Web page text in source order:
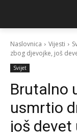
Naslovnica Vijesti
zbog djevojke, još
Svijet
Brutalno
usmrtio
još devet